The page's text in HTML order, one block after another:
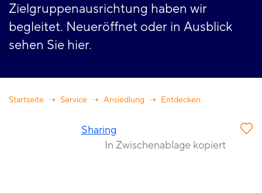
Zielgruppenausrichtung haben wir
begleitet. Neueröffnet oder in Ausblick
sehen Sie hier.
Startseite Service Ansiedlung Entdecken
Sharing
In Zwischenablage kopiert